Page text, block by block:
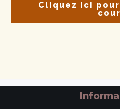
Cliquez ici